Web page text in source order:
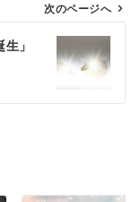
次のページへ
」